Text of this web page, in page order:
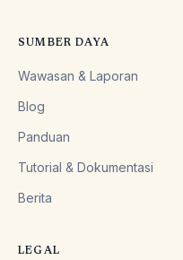
SUMBER DAYA
Wawasan & Laporan
Blog
Panduan
Tutorial & Dokumentasi
Berita
LEGAL